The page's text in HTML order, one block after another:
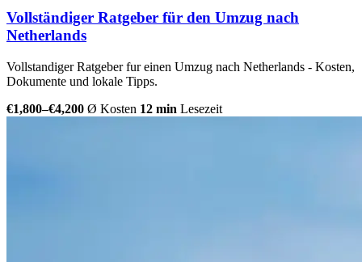
Vollständiger Ratgeber für den Umzug nach
Netherlands
Vollstandiger Ratgeber fur einen Umzug nach Netherlands - Kosten,
Dokumente und lokale Tipps.
€1,800–€4,200 Ø Kosten 12 min Lesezeit